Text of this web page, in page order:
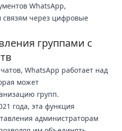
WhatsApp,
через цифровые
группами с
WhatsApp работает над
может
групп.
года, эта функция
администраторам